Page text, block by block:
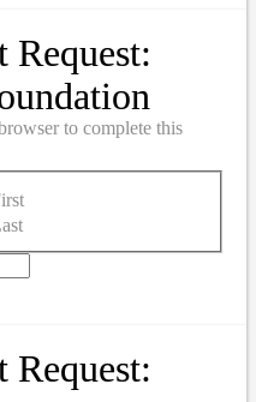
Request:
to complete this
Request: